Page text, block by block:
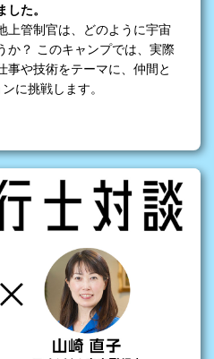
た。
上管制官は、どのように宇宙
か？ このキャンプでは、実際
事や技術をテーマに、仲間と
に挑戦します。